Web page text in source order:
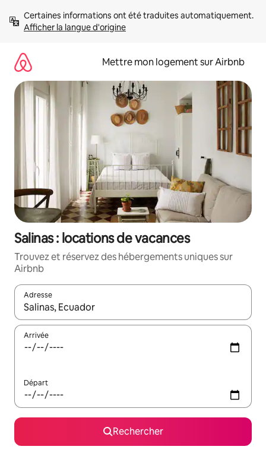
directement
Afficher la langue d'origine
Mettre mon logement sur Airbnb
Salinas : locations de vacances
Trouvez et réservez des hébergements uniques sur
Airbnb
Adresse
Lorsque les résultats s'affichent, utilisez les flèches vers le
Arrivée
Départ
Rechercher